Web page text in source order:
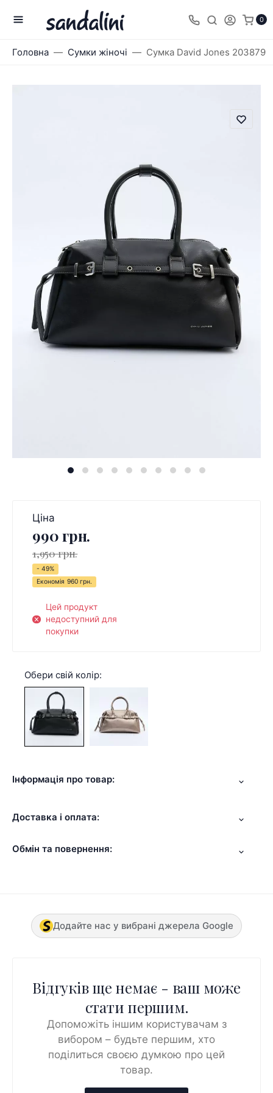
0
Головна Сумки жіночі Сумка David Jones 203879
Ціна
990 грн.
1,950 грн.
- 49%
Економія 960 грн.
Цей продукт
недоступний для
покупки
Обери свій колір:
Інформація про товар:
Доставка і оплата:
Обмін та повернення:
Додайте нас у вибрані джерела Google
Відгуків ще немає - ваш може
стати першим.
Допоможіть іншим користувачам з
вибором – будьте першим, хто
поділиться своєю думкою про цей
товар.